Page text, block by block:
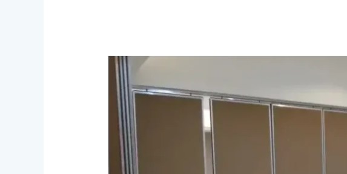
Aplikasi
Pintu
Partisi
Ruangan